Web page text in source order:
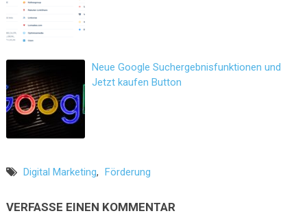
Neue Google Suchergebnisfunktionen und
Jetzt kaufen Button
Digital Marketing, Förderung
VERFASSE EINEN KOMMENTAR